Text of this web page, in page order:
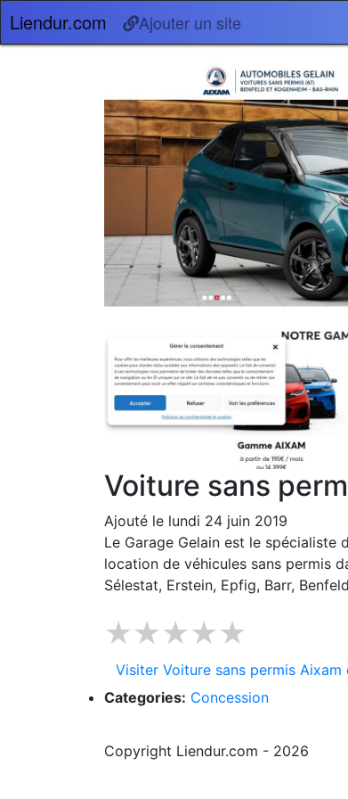
Liendur.com Ajouter un site
Voiture sans
Ajouté le lundi 24 juin 2019
Le Garage Gelain est le spécialiste
location de véhicules sans permis
Sélestat, Erstein, Epfig, Barr,
★★★★★
Visiter Voiture sans permis Aixam
Categories: Concession
Copyright Liendur.com - 2026